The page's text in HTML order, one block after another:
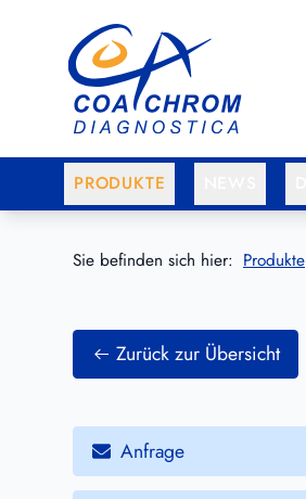
Zum Hauptmenü springen
Zum Hauptinhalt springen
PRODUKTE
Sie befinden sich hier: Produkte
Zurück zur Übersicht
Anfrage